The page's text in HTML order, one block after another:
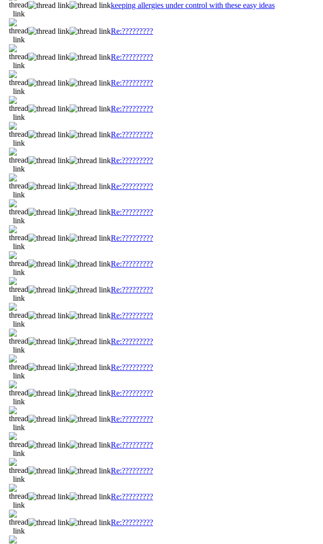
keeping allergies under control with these easy ideas
Re:?????????
Re:?????????
Re:?????????
Re:?????????
Re:?????????
Re:?????????
Re:?????????
Re:?????????
Re:?????????
Re:?????????
Re:?????????
Re:?????????
Re:?????????
Re:?????????
Re:?????????
Re:?????????
Re:?????????
Re:?????????
Re:?????????
Re:?????????